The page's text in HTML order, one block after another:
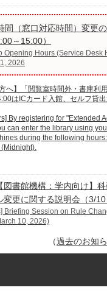
間（窓口対応時間）変更
～15:00）
Opening Hours (Service Desk
2026
へ】「閲覧室時間外・書庫利
はICカード入館、セルフ貸
By registering for "Extended
can enter the library using
during the following
図書館機構：学内向け】
更に関する説明会（3/10
Briefing Session on Rule
10, 2026)
（過去のお知